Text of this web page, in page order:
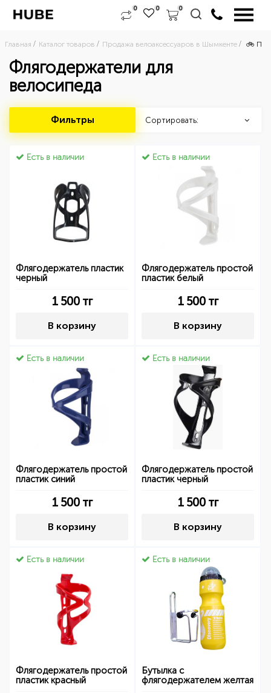
0 0 0
Главная Каталог товаров Продажа велоаксессуаров в Шымкенте 🚲
Флягодержатели для
велосипеда
Фильтры Сортировать:
Есть в наличии
Флягодержатель пластик
черный
1 500тг
В корзину
Есть в наличии
Флягодержатель простой
пластик белый
1 500тг
В корзину
Есть в наличии
Флягодержатель простой
пластик синий
1 500тг
В корзину
Есть в наличии
Флягодержатель простой
пластик черный
1 500тг
В корзину
Есть в наличии
Флягодержатель простой
пластик красный
Есть в наличии
Бутылка с
флягодержателем желтая